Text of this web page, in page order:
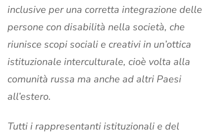
inclusive per una corretta integrazione delle
persone con disabilità nella società, che
riunisce scopi sociali e creativi in un’ottica
istituzionale interculturale, cioè volta alla
comunità russa ma anche ad altri Paesi
all’estero.
Tutti i rappresentanti istituzionali e del